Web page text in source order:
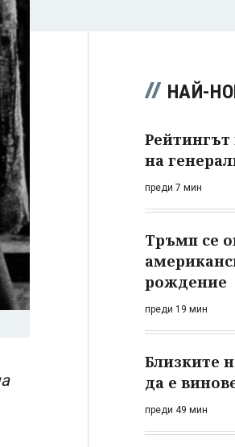
НАЙ-
Рейтингът
на
преди 7 мин
Тръмп се
рождение
преди 19 мин
Близките
да е
преди 49 мин